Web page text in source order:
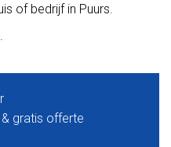
of bedrijf in Puurs.
gratis offerte